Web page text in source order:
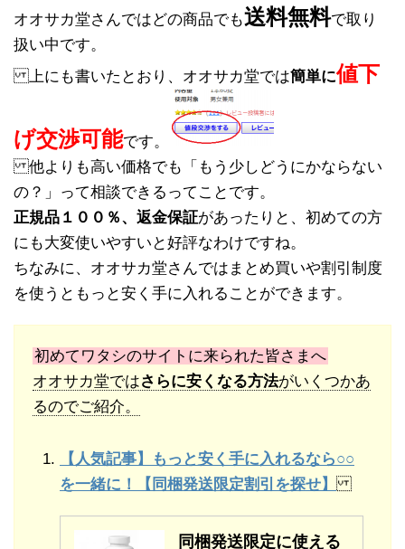
オオサカ堂さんではどの商品でも送料無料で取り
扱い中です。
上にも書いたとおり、オオサカ堂では簡単に値下
げ交渉可能です。
他よりも高い価格でも「もう少しどうにかならない
の？」って相談できるってことです。
正規品１００％、返金保証があったりと、初めての方
にも大変使いやすいと好評なわけですね。
ちなみに、オオサカ堂さんではまとめ買いや割引制度
を使うともっと安く手に入れることができます。
初めてワタシのサイトに来られた皆さまへ
オオサカ堂ではさらに安くなる方法がいくつかあ
るのでご紹介。
【人気記事】もっと安く手に入れるなら○○
を一緒に！【同梱発送限定割引を探せ】
同梱発送限定に使える